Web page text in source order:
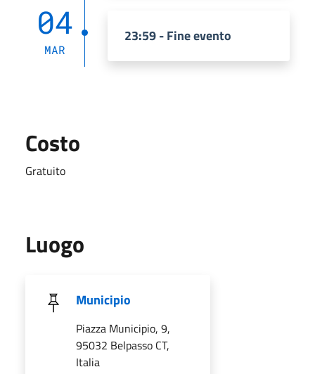
04
MAR
23:59 - Fine evento
Costo
Gratuito
Luogo
Municipio
Piazza Municipio, 9,
95032 Belpasso CT,
Italia